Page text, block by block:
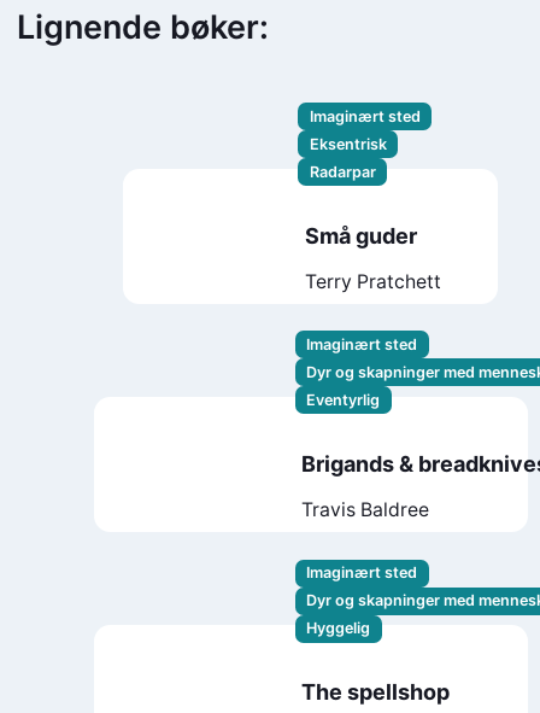
Lignende bøker:
Imaginært sted
Eksentrisk
Radarpar
Små guder
Terry Pratchett
Imaginært sted
Dyr og skapninger med
Eventyrlig
Brigands &
Travis Baldree
Imaginært sted
Dyr og skapninger med
Hyggelig
The spellshop